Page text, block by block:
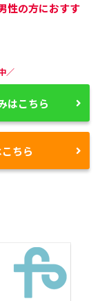
性の方におすす
／
はこちら
ちら